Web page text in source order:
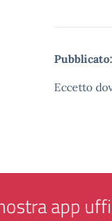
Pubblicato:
Eccetto
app